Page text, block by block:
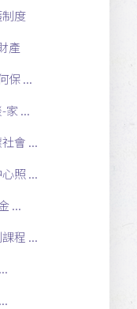
度
產
保 ...
家 ...
會 ...
照 ...
...
程 ...